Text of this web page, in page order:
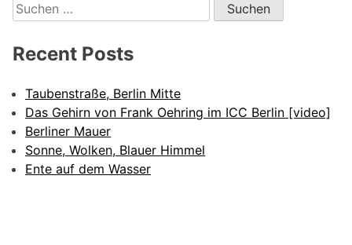
nach:
Recent Posts
Taubenstraße, Berlin Mitte
Das Gehirn von Frank Oehring im ICC Berlin [video]
Berliner Mauer
Sonne, Wolken, Blauer Himmel
Ente auf dem Wasser